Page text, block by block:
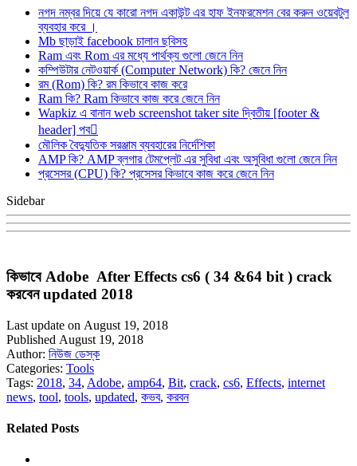
নগদ নম্বর দিয়ে যে কারো নগদ একাউন্ট এর হাফ ইনফরমেশন বের করুন ওয়েবটুল
ব্যবহার করে ।
Mb ছাড়াই facebook চালান ছবিসহ
Ram এবং Rom এর মধ্যে পার্থক্য গুলো জেনে নিন
কম্পিউটার নেটওয়ার্ক (Computer Network) কি? জেনে নিন
রম (Rom) কি? রম কিভাবে কাজ করে
Ram কি? Ram কিভাবে কাজ করে জেনে নিন
Wapkiz এ বানান web screenshot taker site দ্বিতীয় [footer &
header] পব
মৌলিক বৈদ্যুতিক সরঞ্জাম ব্যবহারের নির্দেশিকা
AMP কি? AMP ব্লগার টেমপ্লেট এর সুবিধা এবং অসুবিধা গুলো জেনে নিন
প্রসেসর (CPU) কি? প্রসেসর কিভাবে কাজ করে জেনে নিন
Sidebar
কিভাবে Adobe After Effects cs6 ( 34 &64 bit ) crack
করবেন updated 2018
Last update on August 19, 2018
Published August 19, 2018
Author: নিউজ ডেস্ক
Categories: Tools
Tags: 2018, 34, Adobe, amp64, Bit, crack, cs6, Effects, internet
news, tool, tools, updated, কভব, করবন
Related Posts